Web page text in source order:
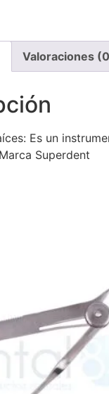
Valoraciones
Es un
Superdent